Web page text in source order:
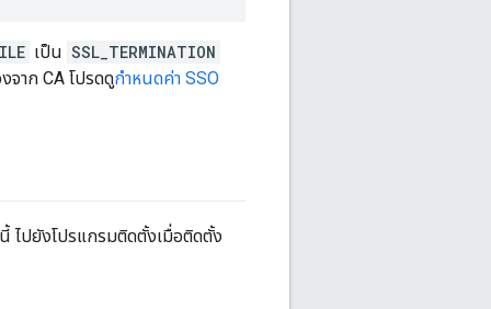
เป็น SSL_TERMINATION
าก CA โปรดดูกำหนดค่า SSO
ไปยังโปรแกรมติดตั้งเมื่อติดตั้ง